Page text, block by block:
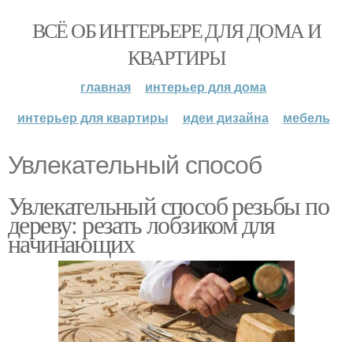
ВСЁ ОБ ИНТЕРЬЕРЕ ДЛЯ ДОМА И
КВАРТИРЫ
главная
интерьер для дома
интерьер для квартиры
идеи дизайна мебель
Увлекательный способ
Увлекательный способ резьбы по
дереву: резать лобзиком для
начинающих